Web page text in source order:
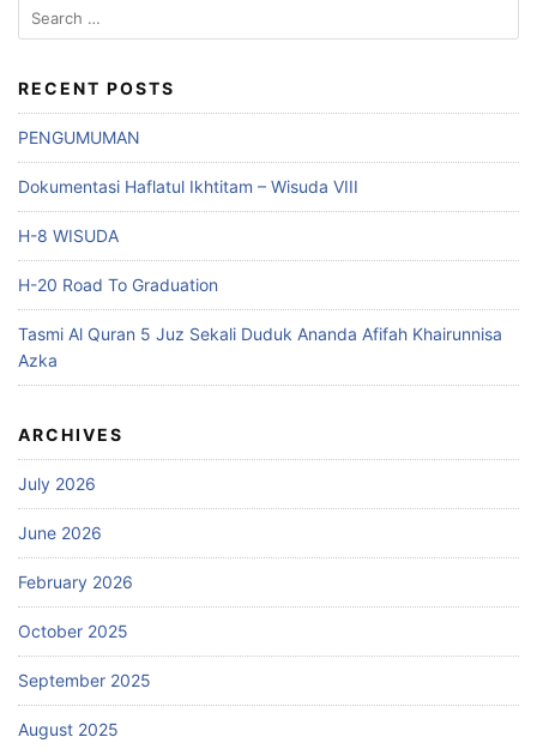
Search
for:
RECENT POSTS
PENGUMUMAN
Dokumentasi Haflatul Ikhtitam – Wisuda VIII
H-8 WISUDA
H-20 Road To Graduation
Tasmi Al Quran 5 Juz Sekali Duduk Ananda Afifah Khairunnisa
Azka
ARCHIVES
July 2026
June 2026
February 2026
October 2025
September 2025
August 2025